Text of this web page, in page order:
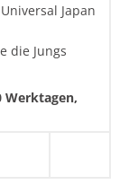
Japan
die Jungs
Werktagen,